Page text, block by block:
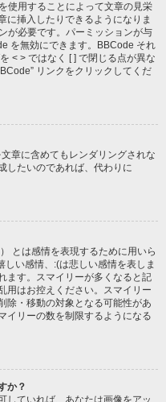
使用することによって文章の見栄
に挿入したりできるようになりま
が必要です。パーミッションが与
を無効にできます。BBCode それ
< > ではなく [ ] で閉じる点が異な
リンクをクリックしてくだ
章に含めてもレンダリングされな
したいのであれば、代わりに
とは感情を表現するために用いら
い感情、:(は悲しい感情を表しま
ます。スマイリーが多くなると記
用はお控えください。スマイリー
除・移動の対象となる可能性があ
イリーの数を制限するようになる
か？
していれば、あなたは画像をアッ